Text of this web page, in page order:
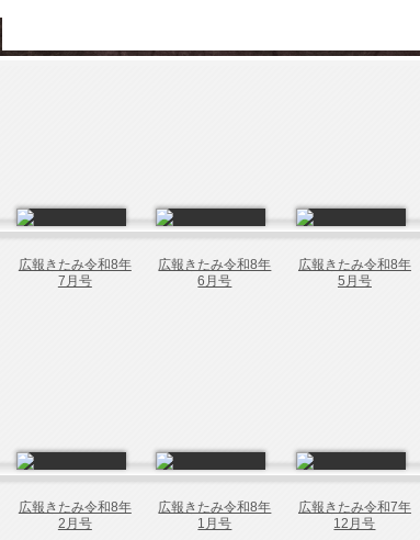
広報きたみ令和8年
7月号
広報きたみ令和8年
6月号
広報きたみ令和8年
5月号
広報きたみ令和8年
2月号
広報きたみ令和8年
1月号
広報きたみ令和7年
12月号